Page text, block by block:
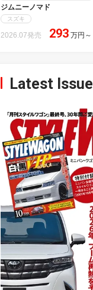
ジムニーノマド
スズキ
2026.07発売 293 万円 ～
Latest Issue